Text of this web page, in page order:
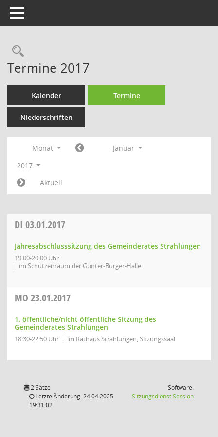
Toggle navigation
Rechercheauswahl
Termine 2017
Kalender Termine
Niederschriften
Monat
Januar
2017
Aktuell
DI 03.01.2017
Jahresabschlusssitzung des Gemeinderates Strahlungen
19:00-20:00 Uhr
im Schützenraum der Günter-Burger-Halle
MO 23.01.2017
1. öffentliche/nicht öffentliche Sitzung des
Gemeinderates Strahlungen
18:30-22:50 Uhr im Rathaus Strahlungen, Sitzungssaal
2 Sätze
Letzte Änderung: 24.04.2025
19:31:02
Software:
SitzungsdienstSession(Wird in